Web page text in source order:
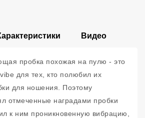
Видео
пробка похожая на пулю - это
для тех, кто полюбил их
для ношения. Поэтому
отмеченные наградами пробки
к ним проникновенную вибрацию,